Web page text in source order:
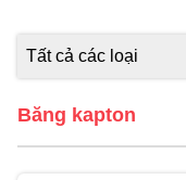
Tất cả các loại
Băng kapton